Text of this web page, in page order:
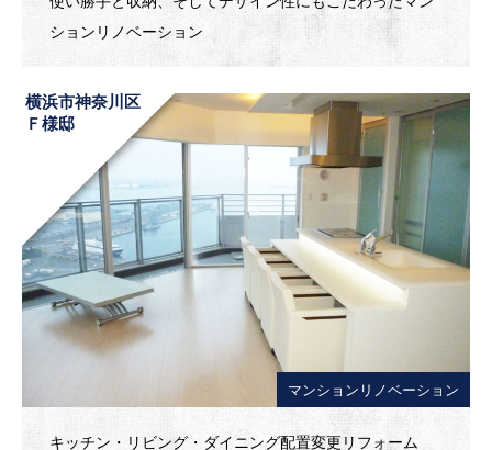
ションリノベーション
横浜市神奈川区
Ｆ様邸
マンションリノベーション
キッチン・リビング・ダイニング配置変更リフォーム